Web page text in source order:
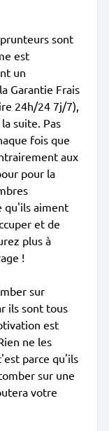
sont
est
un
Garantie Frais
24h/24 7j/7),
suite. Pas
fois que
aux
pour la
qu'ils aiment
et de
plus à
!
sur
ils sont tous
est
ne les
parce qu'ils
sur une
votre